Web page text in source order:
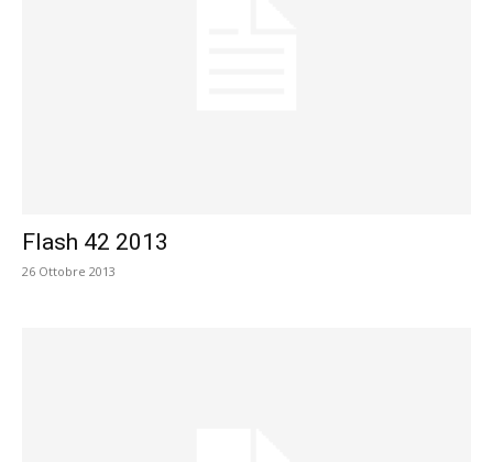
Flash 42 2013
26 Ottobre 2013